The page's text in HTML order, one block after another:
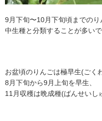
9月下旬〜10月下旬頃までのり
中生種と分類することが多いで
お盆頃のりんごは極早生(ごく
8月下旬から9月上旬を早生、
11月収穫は晩成種(ばんせいし